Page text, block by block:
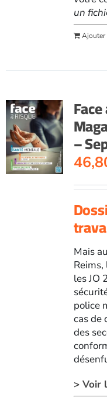
un
Ajouter
–
Mais
les JO
police
cas de
des
> Voir